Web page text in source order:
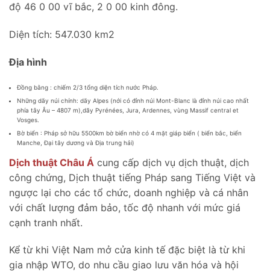
độ 46 0 00 vĩ bắc, 2 0 00 kinh đông.
Diện tích: 547.030 km2
Địa hình
Đồng bằng : chiếm 2/3 tổng diện tích nước Pháp.
Những dãy núi chính: dãy Alpes (nới có đỉnh núi Mont-Blanc là đỉnh núi cao nhất
phía tây Âu – 4807 m),dãy Pyrénées, Jura, Ardennes, vùng Massif central et
Vosges.
Bờ biển : Pháp sở hữu 5500km bờ biển nhờ có 4 mặt giáp biển ( biển bắc, biển
Manche, Đại tây dương và Địa trung hải)
Dịch thuật Châu Á cung cấp dịch vụ dịch thuật, dịch
công chứng, Dịch thuật tiếng Pháp sang Tiếng Việt và
ngược lại cho các tổ chức, doanh nghiệp và cá nhân
với chất lượng đảm bảo, tốc độ nhanh với mức giá
cạnh tranh nhất.
Kể từ khi Việt Nam mở cửa kinh tế đặc biệt là từ khi
gia nhập WTO, do nhu cầu giao lưu văn hóa và hội